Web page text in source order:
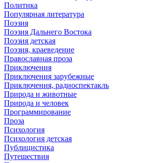
Политика
Популярная литература
Поэзия
Поэзия Дальнего Востока
Поэзия детская
Поэзия, краеведение
Православная проза
Приключения
Приключения зарубежные
Приключения, радиоспектакль
Природа и животные
Природа и человек
Программирование
Проза
Психология
Психология детская
Публицистика
Путешествия